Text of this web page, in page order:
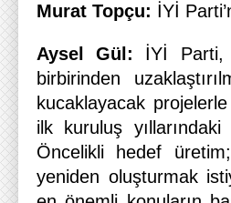
Murat Topçu: İYİ
Aysel Gül: İYİ Parti,
birbirinden
kucaklayacak
ilk kuruluş
Öncelikli hedef
yeniden oluşturmak